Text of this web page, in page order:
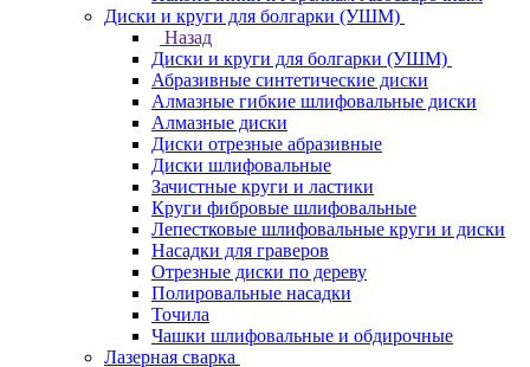
Диски и круги для болгарки (УШМ)
Назад
Диски и круги для болгарки (УШМ)
Абразивные синтетические диски
Алмазные гибкие шлифовальные диски
Алмазные диски
Диски отрезные абразивные
Диски шлифовальные
Зачистные круги и ластики
Круги фибровые шлифовальные
Лепестковые шлифовальные круги и диски
Насадки для граверов
Отрезные диски по дереву
Полировальные насадки
Точила
Чашки шлифовальные и обдирочные
Лазерная сварка